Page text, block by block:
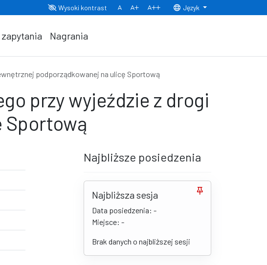
Wysoki kontrast
Normalny rozmiar czcionki
Rozmiar czcionki 150% Rozmiar czcionki 200%
Język
Nagrania
podporządkowanej na ulicę Sportową
przy wyjeździe z drogi
Sportową
Najbliższe posiedzenia
Najbliższa sesja
Data posiedzenia: -
Miejsce: -
Brak danych o najbliższej sesji